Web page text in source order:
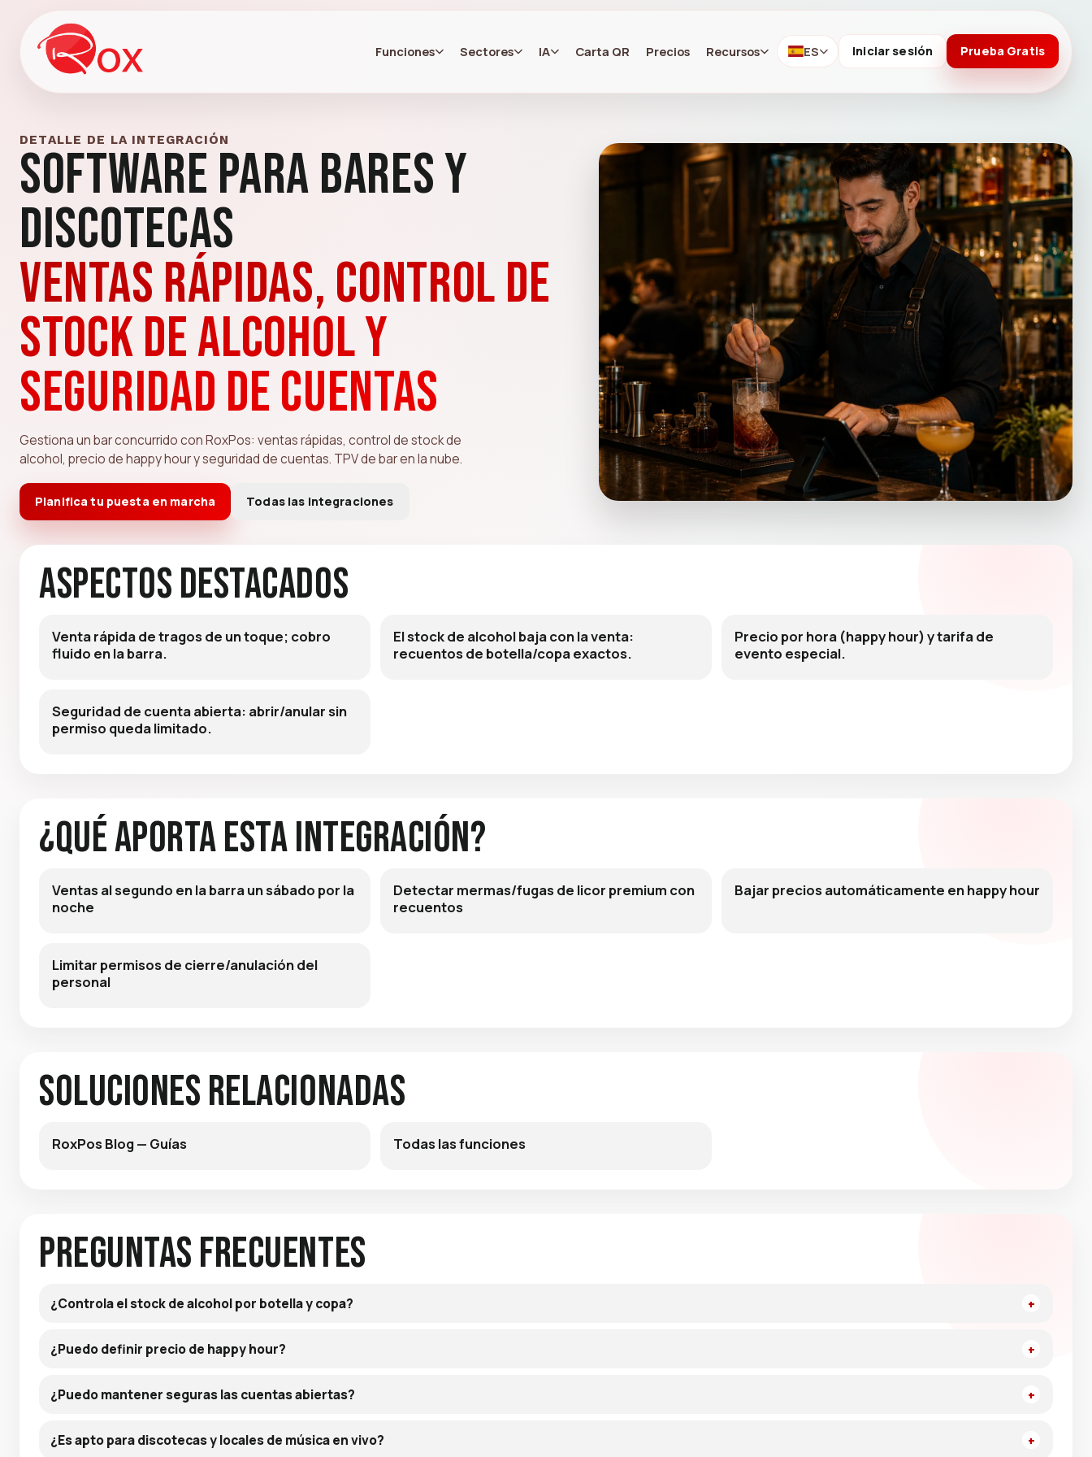
Funciones Sectores IA Carta QR Precios Recursos ES Iniciar sesión Prueba Gratis
DETALLE DE LA INTEGRACIÓN
Software para Bares y
Discotecas
Ventas rápidas, control de
stock de alcohol y
seguridad de cuentas
Gestiona un bar concurrido con RoxPos: ventas rápidas, control de stock de
alcohol, precio de happy hour y seguridad de cuentas. TPV de bar en la nube.
Planifica tu puesta en marcha Todas las integraciones
Aspectos destacados
Venta rápida de tragos de un toque; cobro
fluido en la barra.
El stock de alcohol baja con la venta:
recuentos de botella/copa exactos.
Precio por hora (happy hour) y tarifa de
evento especial.
Seguridad de cuenta abierta: abrir/anular sin
permiso queda limitado.
¿Qué aporta esta integración?
Ventas al segundo en la barra un sábado por la
noche
Detectar mermas/fugas de licor premium con
recuentos
Bajar precios automáticamente en happy hour
Limitar permisos de cierre/anulación del
personal
Soluciones relacionadas
RoxPos Blog — Guías Todas las funciones
Preguntas frecuentes
¿Controla el stock de alcohol por botella y copa?
¿Puedo definir precio de happy hour?
¿Puedo mantener seguras las cuentas abiertas?
¿Es apto para discotecas y locales de música en vivo?